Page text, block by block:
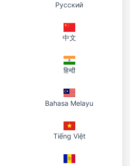
Русский
中文
हिन्दी
Bahasa Melayu
Tiếng Việt